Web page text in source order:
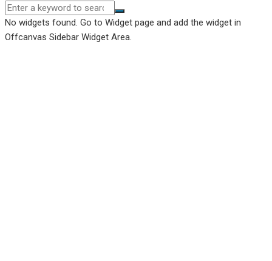
No widgets found. Go to Widget page and add the widget in
Offcanvas Sidebar Widget Area.